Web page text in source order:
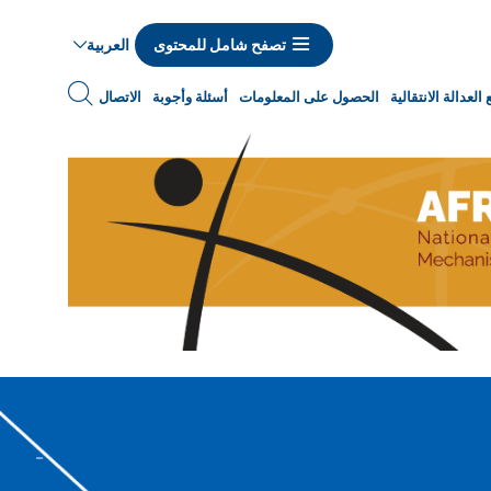
تصفح شامل للمحتوى العربية
الانتقالية الحصول على المعلومات أسئلة وأجوبة الاتصال